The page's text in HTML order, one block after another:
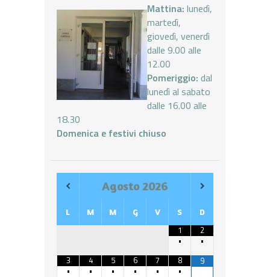
Mattina: lunedì,
martedì,
giovedì, venerdì
dalle 9.00 alle
12.00
Pomeriggio: dal
lunedì al sabato
dalle 16.00 alle
18.30
Domenica e festivi chiuso
Agosto 2026
L M M G V S D
1
•
2
•
3
•
4
•
5
•
6
•
7
•
8
•
9